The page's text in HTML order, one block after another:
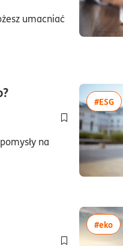
Dodaj do
umacniać
czas czytania7minuty
Dodaj do
na
#ESG
#eko